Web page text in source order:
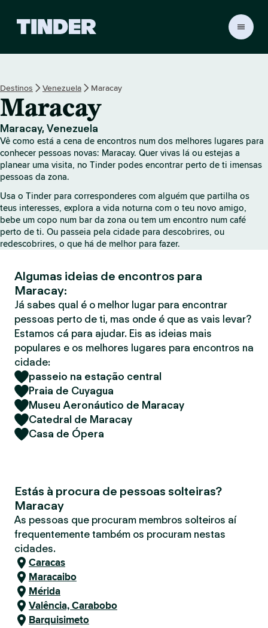
a
c
a
o
T
i
n
r
Destinos Venezuela Maracay
Maracay
Maracay, Venezuela
Vê como está a cena de encontros num dos melhores lugares para
conhecer pessoas novas: Maracay. Quer vivas lá ou estejas a
planear uma visita, no Tinder podes encontrar perto de ti imensas
pessoas da zona.
Usa o Tinder para corresponderes com alguém que partilha os
teus interesses, explora a vida noturna com o teu novo amigo,
bebe um copo num bar da zona ou tem um encontro num café
perto de ti. Ou passeia pela cidade para descobrires, ou
redescobrires, o que há de melhor para fazer.
Algumas ideias de encontros para
Maracay:
Já sabes qual é o melhor lugar para encontrar
pessoas perto de ti, mas onde é que as vais levar?
Estamos cá para ajudar. Eis as ideias mais
populares e os melhores lugares para encontros na
cidade:
passeio na estação central
Praia de Cuyagua
Museu Aeronáutico de Maracay
Catedral de Maracay
Casa de Ópera
Estás à procura de pessoas solteiras?
Maracay
As pessoas que procuram membros solteiros aí
frequentemente também os procuram nestas
cidades.
Caracas
Maracaibo
Mérida
Valência, Carabobo
Barquisimeto